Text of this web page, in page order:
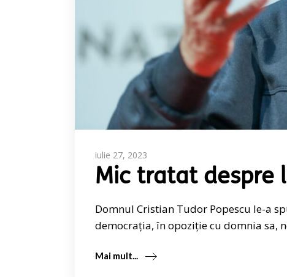
iulie 27, 2023
Mic tratat despre
Domnul Cristian Tudor Popescu le-a
democrația, în opoziție cu domnia sa,
Mai mult...